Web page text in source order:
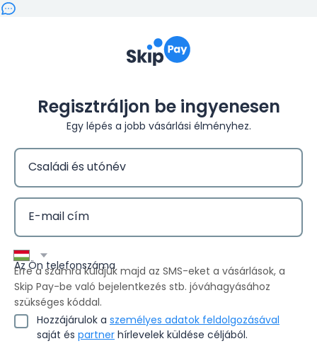
Skippay
Regisztráljon be ingyenesen
Egy lépés a jobb vásárlási élményhez.
Családi és utónév
E-mail cím
Az Ön telefonszáma
Erre a számra küldjük majd az SMS-eket a vásárlások, a
Skip Pay-be való bejelentkezés stb. jóváhagyásához
szükséges kóddal.
Hozzájárulok a személyes adatok feldolgozásával
saját és partner hírlevelek küldése céljából.